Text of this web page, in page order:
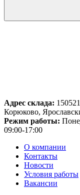
Адрес склада:
Корюково,
Режим работы:
09:00-17:00
О компании
Контакты
Новости
Условия работы
Вакансии